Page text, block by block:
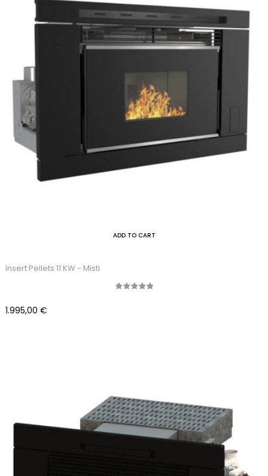
ADD TO CART
Insert Pellets 11 KW - Misti
Precio
1.995,00 €